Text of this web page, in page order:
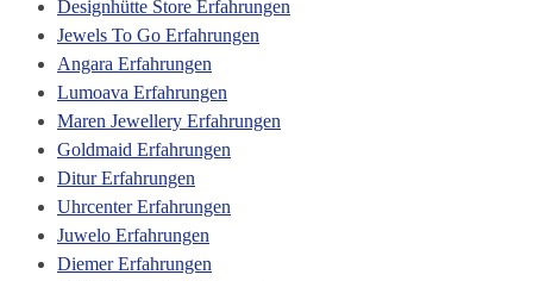
Designhütte Store Erfahrungen
Jewels To Go Erfahrungen
Angara Erfahrungen
Lumoava Erfahrungen
Maren Jewellery Erfahrungen
Goldmaid Erfahrungen
Ditur Erfahrungen
Uhrcenter Erfahrungen
Juwelo Erfahrungen
Diemer Erfahrungen